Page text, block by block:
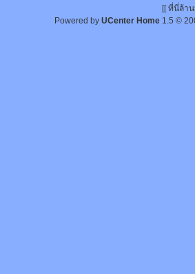
[[ ที่นี่ล้า
Powered by UCenter Home 1.5 ©